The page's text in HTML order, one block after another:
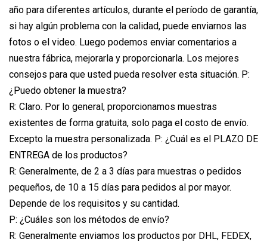
año para diferentes artículos, durante el período de garantía,
si hay algún problema con la calidad, puede enviarnos las
fotos o el video. Luego podemos enviar comentarios a
nuestra fábrica, mejorarla y proporcionarla. Los mejores
consejos para que usted pueda resolver esta situación. P:
¿Puedo obtener la muestra?
R: Claro. Por lo general, proporcionamos muestras
existentes de forma gratuita, solo paga el costo de envío.
Excepto la muestra personalizada. P: ¿Cuál es el PLAZO DE
ENTREGA de los productos?
R: Generalmente, de 2 a 3 días para muestras o pedidos
pequeños, de 10 a 15 días para pedidos al por mayor.
Depende de los requisitos y su cantidad.
P: ¿Cuáles son los métodos de envío?
R: Generalmente enviamos los productos por DHL, FEDEX,